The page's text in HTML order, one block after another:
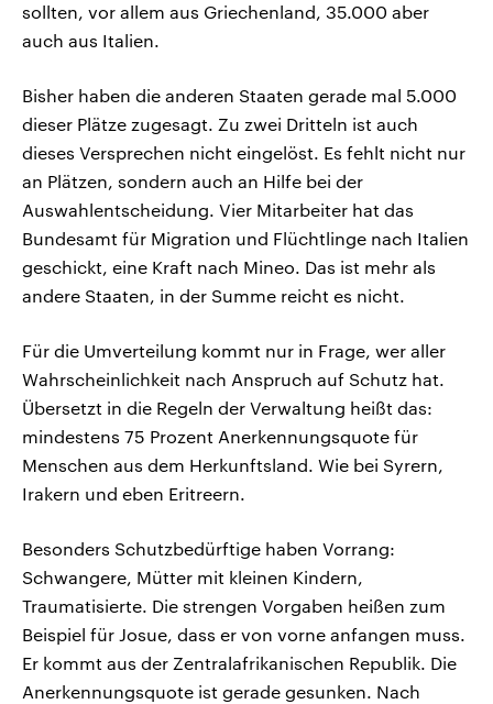
sollten, vor allem aus Griechenland, 35.000 aber
auch aus Italien.
Bisher haben die anderen Staaten gerade mal 5.000
dieser Plätze zugesagt. Zu zwei Dritteln ist auch
dieses Versprechen nicht eingelöst. Es fehlt nicht nur
an Plätzen, sondern auch an Hilfe bei der
Auswahlentscheidung. Vier Mitarbeiter hat das
Bundesamt für Migration und Flüchtlinge nach Italien
geschickt, eine Kraft nach Mineo. Das ist mehr als
andere Staaten, in der Summe reicht es nicht.
Für die Umverteilung kommt nur in Frage, wer aller
Wahrscheinlichkeit nach Anspruch auf Schutz hat.
Übersetzt in die Regeln der Verwaltung heißt das:
mindestens 75 Prozent Anerkennungsquote für
Menschen aus dem Herkunftsland. Wie bei Syrern,
Irakern und eben Eritreern.
Besonders Schutzbedürftige haben Vorrang:
Schwangere, Mütter mit kleinen Kindern,
Traumatisierte. Die strengen Vorgaben heißen zum
Beispiel für Josue, dass er von vorne anfangen muss.
Er kommt aus der Zentralafrikanischen Republik. Die
Anerkennungsquote ist gerade gesunken. Nach